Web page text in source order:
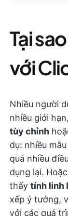
Tại
với
Nhiều người
nhiều giới
tùy chỉnh
dụ: nhiều
quá nhiều
dụng lại.
thấy tính linh
xếp ý tưởng,
với các quá